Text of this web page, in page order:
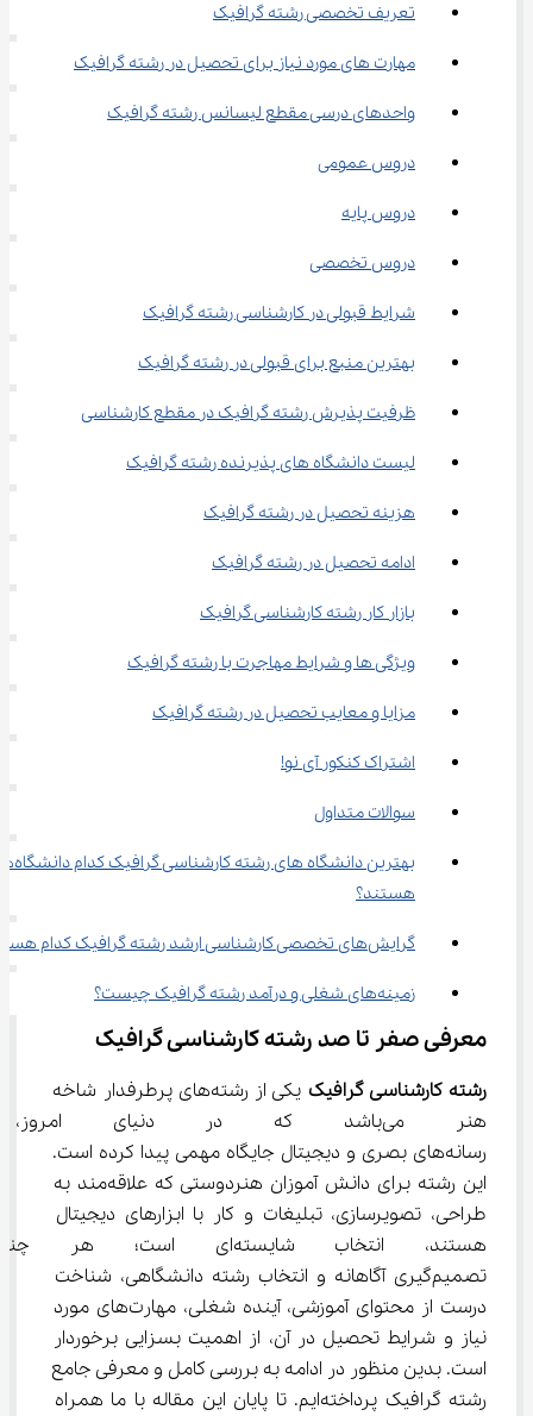
تعریف تخصصی رشته گرافیک
مهارت های مورد نیاز برای تحصیل در رشته گرافیک
واحدهای درسی مقطع لیسانس رشته گرافیک
دروس عمومی
دروس پایه
دروس تخصصی
شرایط قبولی در کارشناسی رشته گرافیک
بهترین منبع برای قبولی در رشته گرافیک
ظرفیت پذیرش رشته گرافیک در مقطع کارشناسی
لیست دانشگاه های پذیرنده رشته گرافیک
هزینه تحصیل در رشته گرافیک
ادامه تحصیل در رشته گرافیک
بازار کار رشته کارشناسی گرافیک
ویژگی ها و شرایط مهاجرت با رشته گرافیک
مزایا و معایب تحصیل در رشته گرافیک
اشتراک کنکور آی نو!
سوالات متداول
بهترین دانشگاه های رشته
هستند؟
گرایش‌های تخصصی کارشناسی ارشد رشته گرافیک کدام هستند؟
زمینه‌های شغلی و درآمد رشته گرافیک چیست؟
معرفی صفر تا صد رشته کارشناسی گرافیک
رشته کارشناسی گرافیک
یکی از رشته‌های پرطرفدار شاخه
هنر می‌باشد که در دنیای
رسانه‌های بصری و دیجیتال جایگاه مهمی پیدا کرده است.
این رشته برای دانش آموزان هنردوستی که علاقه‌مند به
طراحی، تصویرسازی، تبلیغات و کار با ابزارهای دیجیتال
هستند، انتخاب شایسته‌ای
تصمیم‌گیری آگاهانه و انتخاب رشته دانشگاهی، شناخت
درست از محتوای آموزشی، آینده شغلی، مهارت‌های مورد
نیاز و شرایط تحصیل در آن، از اهمیت بسزایی برخوردار
است. بدین منظور در ادامه به بررسی کامل و معرفی جامع
رشته گرافیک پرداخته‌ایم. تا پایان این مقاله با ما همراه